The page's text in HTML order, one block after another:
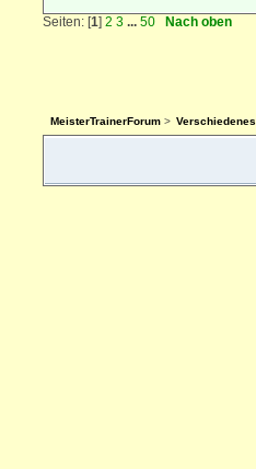
Seiten: [1]2 3 ...50 Nach oben
MeisterTrainerForum> Verschiedenes